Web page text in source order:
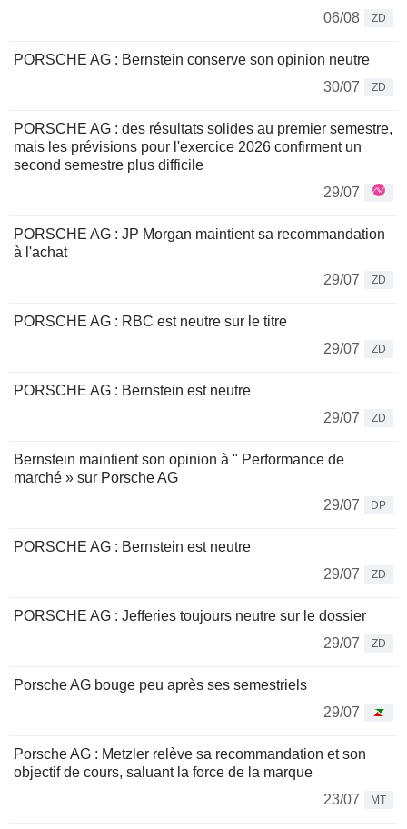
06/08
ZD
PORSCHE AG : Bernstein conserve son opinion neutre
30/07
ZD
PORSCHE AG : des résultats solides au premier semestre,
mais les prévisions pour l'exercice 2026 confirment un
second semestre plus difficile
29/07
PORSCHE AG : JP Morgan maintient sa recommandation
à l'achat
29/07
ZD
PORSCHE AG : RBC est neutre sur le titre
29/07
ZD
PORSCHE AG : Bernstein est neutre
29/07
ZD
Bernstein maintient son opinion à " Performance de
marché » sur Porsche AG
29/07
DP
PORSCHE AG : Bernstein est neutre
29/07
ZD
PORSCHE AG : Jefferies toujours neutre sur le dossier
29/07
ZD
Porsche AG bouge peu après ses semestriels
29/07
Porsche AG : Metzler relève sa recommandation et son
objectif de cours, saluant la force de la marque
23/07
MT